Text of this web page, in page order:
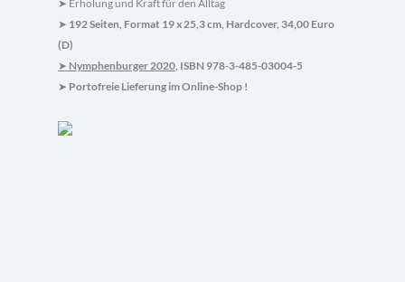
➤ Erholung und Kraft für den Alltag
➤ 192 Seiten, Format 19 x 25,3 cm, Hardcover, 34,00 Euro
(D)
➤ Nymphenburger 2020, ISBN 978-3-485-03004-5
➤ Portofreie Lieferung im Online-Shop !